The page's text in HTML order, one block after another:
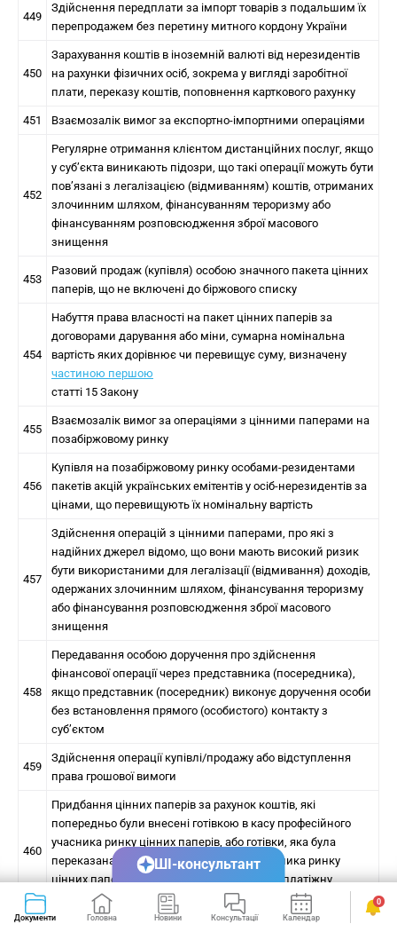
449
Здійснення передплати за імпорт товарів з подальшим їх
перепродажем без перетину митного кордону України
450
Зарахування коштів в іноземній валюті від нерезидентів
на рахунки фізичних осіб, зокрема у вигляді заробітної
плати, переказу коштів, поповнення карткового рахунку
451 Взаємозалік вимог за експортно-імпортними операціями
452
Регулярне отримання клієнтом дистанційних послуг, якщо
у суб’єкта виникають підозри, що такі операції можуть бути
пов’язані з легалізацією (відмиванням) коштів, отриманих
злочинним шляхом, фінансуванням тероризму або
фінансуванням розповсюдження зброї масового
знищення
453
Разовий продаж (купівля) особою значного пакета цінних
паперів, що не включені до біржового списку
454
Набуття права власності на пакет цінних паперів за
договорами дарування або міни, сумарна номінальна
вартість яких дорівнює чи перевищує суму, визначену
частиною першою
статті 15 Закону
455
Взаємозалік вимог за операціями з цінними паперами на
позабіржовому ринку
456
Купівля на позабіржовому ринку особами-резидентами
пакетів акцій українських емітентів у осіб-нерезидентів за
цінами, що перевищують їх номінальну вартість
457
Здійснення операцій з цінними паперами, про які з
надійних джерел відомо, що вони мають високий ризик
бути використаними для легалізації (відмивання) доходів,
одержаних злочинним шляхом, фінансування тероризму
або фінансування розповсюдження зброї масового
знищення
458
Передавання особою доручення про здійснення
фінансової операції через представника (посередника),
якщо представник (посередник) виконує доручення особи
без встановлення прямого (особистого) контакту з
суб’єктом
459
Здійснення операції купівлі/продажу або відступлення
права грошової вимоги
460
Придбання цінних паперів за рахунок коштів, які
попередньо були внесені готівкою в касу професійного
учасника ринку цінних паперів, або готівки, яка була
переказана на рахунок професійного учасника ринку
цінних паперів через банківську установу, платіжну
систему
Дострокове розірвання договору страхування з
Документи Головна Новини Консультації Календар Сервіси
0
ШІ-консультант